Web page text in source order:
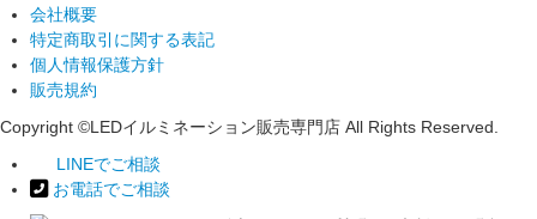
会社概要
特定商取引に関する表記
個人情報保護方針
販売規約
Copyright ©LEDイルミネーション販売専門店 All Rights Reserved.
LINEでご相談
お電話でご相談